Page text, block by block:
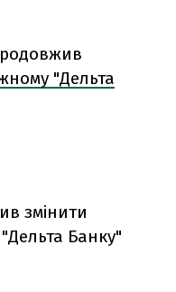
"Дельта
змінити
Банку"